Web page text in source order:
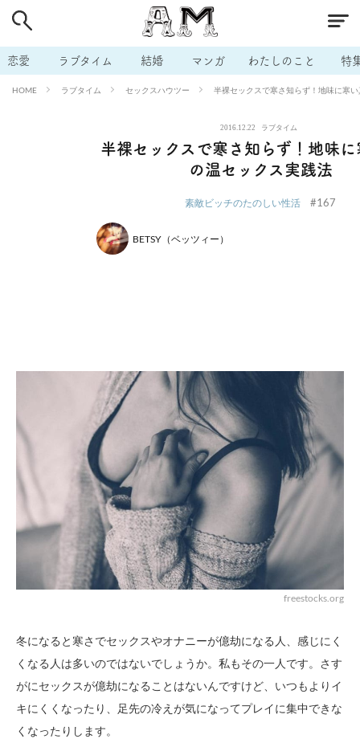
恋愛 ラブタイム 結婚 マンガ わたしのこと 特
HOME ラブタイム セックスハウツー 半裸セックスで寒さ知らず！地味に寒
2016.12.22 ラブタイム
半裸セックスで寒さ知らず！地味
の温セックス実践法
素敵ビッチのたのしい性活 #167
BETSY（ベッツィー）
freestocks.org
冬になると寒さでセックスやオナニーが億劫になる人、感じにく
くなる人は多いのではないでしょうか。私もその一人です。さす
がにセックスが億劫になることはないんですけど、いつもよりイ
キにくくなったり、足先の冷えが気になってプレイに集中できな
くなったりします。
# 男の本音 # セフレ # 不倫
# 出会う方法 # マッチングアプリ # ラブグッズ # 体の相